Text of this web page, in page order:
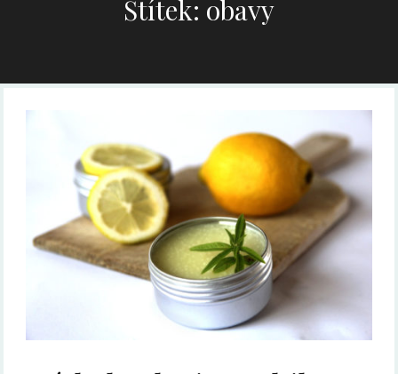
Štítek: obavy